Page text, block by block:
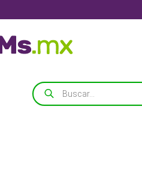
Búsqueda
de
productos